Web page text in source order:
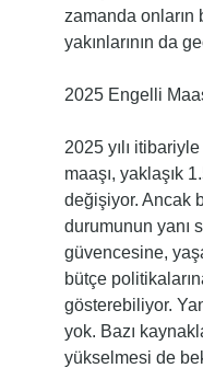
zamanda onların
yakınlarının da
2025 Engelli
2025 yılı
maaşı, yaklaşık
değişiyor. Ancak
durumunun yanı
güvencesine,
bütçe
gösterebiliyor.
yok. Bazı
yükselmesi de